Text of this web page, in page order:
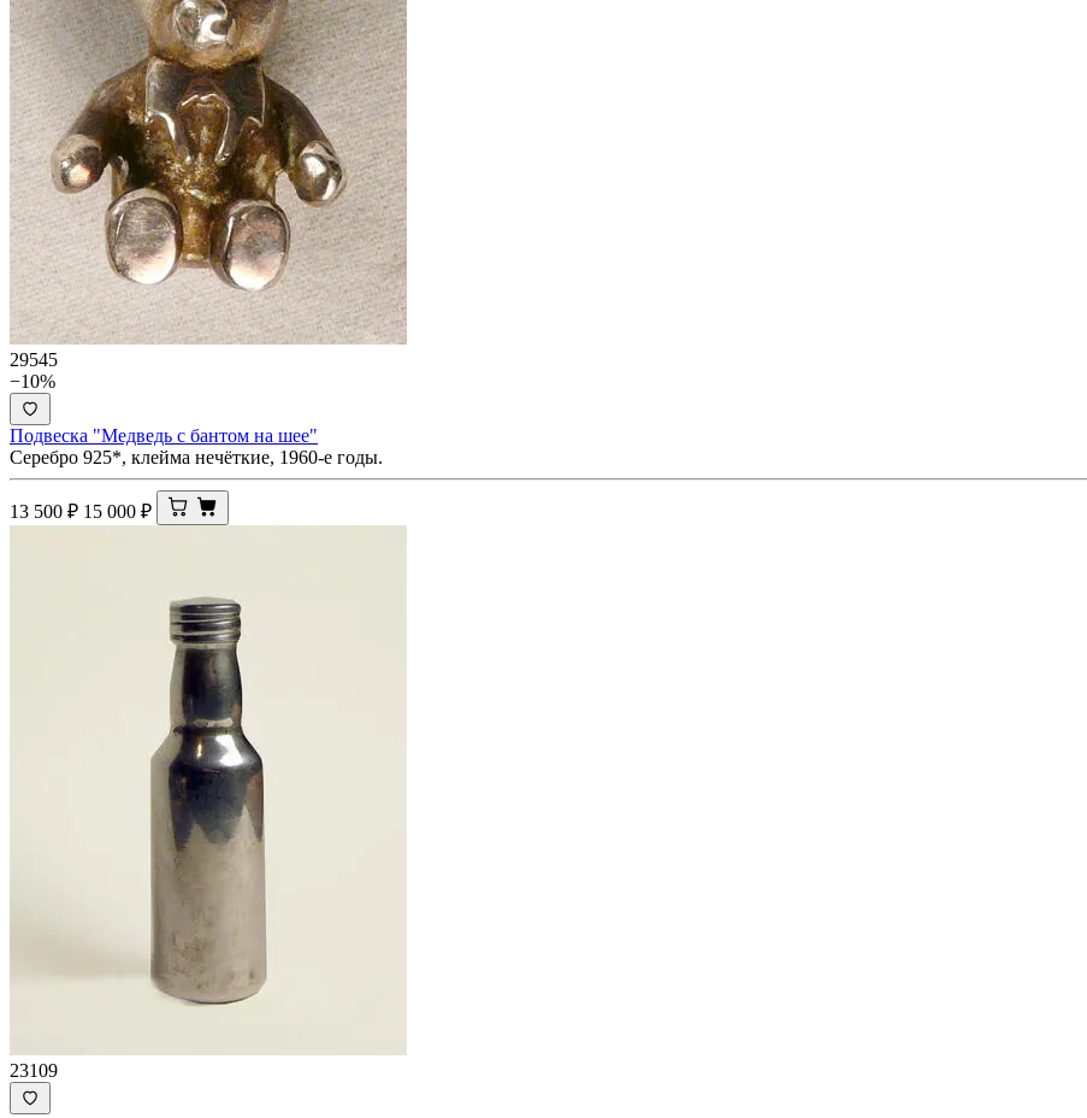
29545
−10%
Подвеска "Медведь с бантом на шее"
Серебро 925*, клейма нечёткие, 1960-е годы.
13 500 ₽ 15 000 ₽
23109